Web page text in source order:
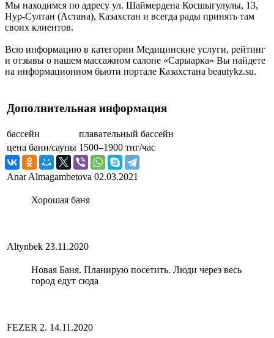
Мы находимся по адресу ул. Шаймердена Косшыгулулы, 13,
Нур-Султан (Астана), Казахстан и всегда рады принять там
своих клиентов.
Всю информацию в категории Медицинские услуги, рейтинг
и отзывы о нашем массажном салоне «Сарыарка» Вы найдете
на информационном бьюти портале Казахстана beautykz.su.
Дополнительная информация
бассейн
плавательный бассейн
цена бани/сауны 1500–1900 тнг/час
Anar Almagambetova 02.03.2021
Хорошая баня
Altynbek 23.11.2020
Новая Баня. Планирую посетить. Люди через весь
город едут сюда
FEZER 2. 14.11.2020